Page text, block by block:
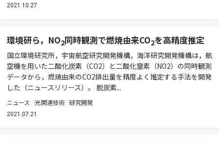
2021.10.27
環境研ら，NO2同時観測で燃焼由来CO2を高精度推定
国立環境研究所，宇宙航空研究開発機構，海洋研究開発機構は，航
空機を用いた二酸化炭素（CO2）と二酸化窒素（NO2）の同時観測
データから，燃焼由来のCO2排出量を精度よく推定する手法を開発
した（ニュースリリース）。 脱炭素...
ニュース 光関連技術 研究開発
2021.07.21